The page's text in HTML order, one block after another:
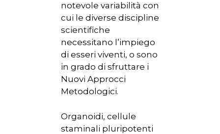
notevole variabilità con
cui le diverse discipline
scientifiche
necessitano l’impiego
di esseri viventi, o sono
in grado di sfruttare i
Nuovi Approcci
Metodologici.
Organoidi, cellule
staminali pluripotenti